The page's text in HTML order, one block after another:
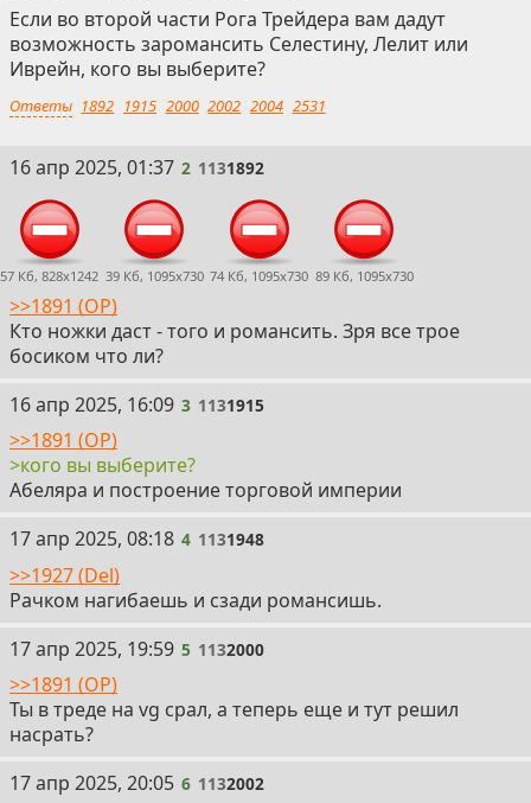
Если во второй части Рога Трейдера вам дадут
возможность заромансить Селестину, Лелит или
Иврейн, кого вы выберите?
Ответы 1892 1915 2000 2002 2004 2531
2
16 апр 2025, 01:37 2 1131892
57 Кб, 828x1242 39 Кб, 1095x730 74 Кб, 1095x730 89 Кб, 1095x730
>>1891 (OP)
Кто ножки даст - того и романсить. Зря все трое
босиком что ли?
3
16 апр 2025, 16:09 3 1131915
>>1891 (OP)
>кого вы выберите?
Абеляра и построение торговой империи
4
17 апр 2025, 08:18 4 1131948
>>1927 (Del)
Рачком нагибаешь и сзади романсишь.
5
17 апр 2025, 19:59 5 1132000
>>1891 (OP)
Ты в треде на vg срал, а теперь еще и тут решил
насрать?
6
17 апр 2025, 20:05 6 1132002